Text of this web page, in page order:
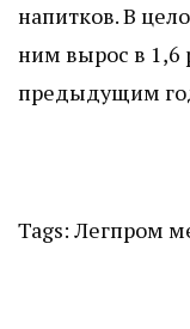
напитков. В
ним вырос в 1,6
предыдущим
Tags: Легпром